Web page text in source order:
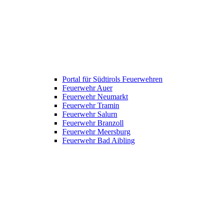
Portal für Südtirols Feuerwehren
Feuerwehr Auer
Feuerwehr Neumarkt
Feuerwehr Tramin
Feuerwehr Salurn
Feuerwehr Branzoll
Feuerwehr Meersburg
Feuerwehr Bad Aibling